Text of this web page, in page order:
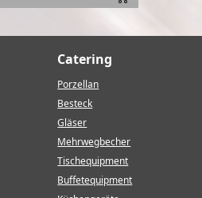
Catering
Porzellan
Besteck
Gläser
Mehrwegbecher
Tischequipment
Buffetequipment